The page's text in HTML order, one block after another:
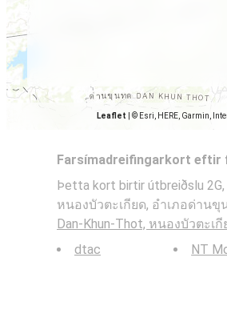
Leaflet © Esri, HERE, Garmin,
Farsímadreifingarkort eftir
Þetta kort birtir útbreiðslu 2G,
หนองบัวตะเกียด, อำเภอด่านขุ
Dan-Khun-Thot, หนองบัวตะเ
dtac
NT